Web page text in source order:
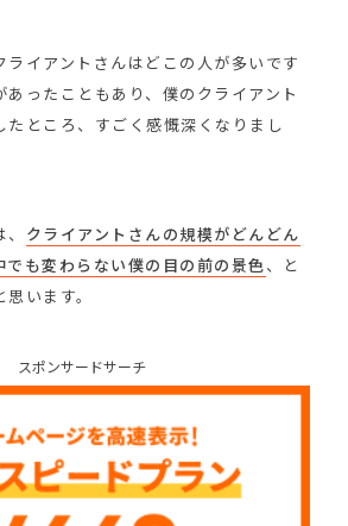
ライアントさんはどこの人が多いです
あったこともあり、僕のクライアント
たところ、すごく感慨深くなりまし
クライアントさんの規模がどんどん
でも変わらない僕の目の前の景色、と
います。
スポンサードサーチ